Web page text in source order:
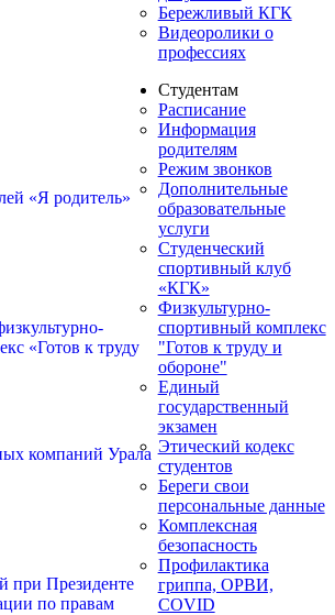
Бережливый КГК
Видеоролики о
профессиях
Студентам
Расписание
Информация
родителям
Режим звонков
Дополнительные
образовательные
услуги
Студенческий
спортивный клуб
«КГК»
Физкультурно-
спортивный комплекс
"Готов к труду и
обороне"
Единый
государственный
экзамен
Этический кодекс
студентов
Береги свои
персональные данные
Комплексная
безопасность
Профилактика
гриппа, ОРВИ,
COVID